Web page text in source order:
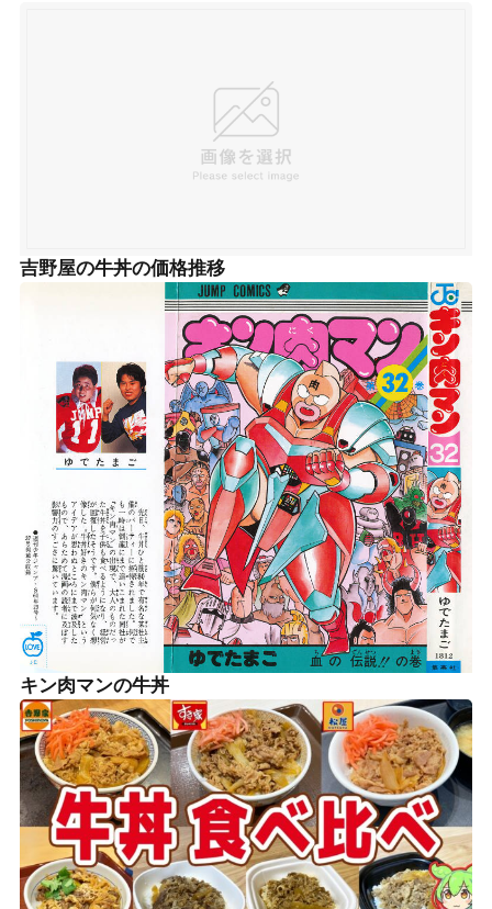
吉野屋の牛丼の価格推移
キン肉マンの牛丼